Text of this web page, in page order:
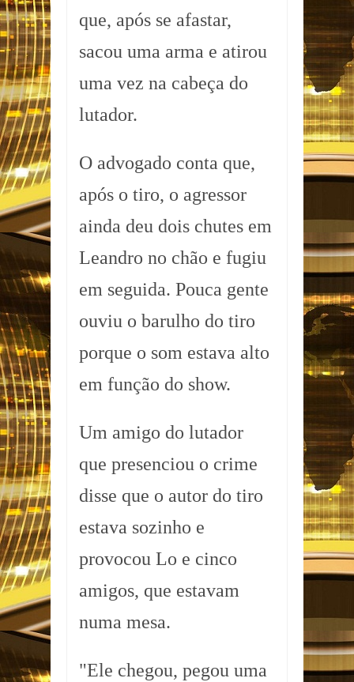
que, após se afastar,
sacou uma arma e atirou
uma vez na cabeça do
lutador.
O advogado conta que,
após o tiro, o agressor
ainda deu dois chutes em
Leandro no chão e fugiu
em seguida. Pouca gente
ouviu o barulho do tiro
porque o som estava alto
em função do show.
Um amigo do lutador
que presenciou o crime
disse que o autor do tiro
estava sozinho e
provocou Lo e cinco
amigos, que estavam
numa mesa.
"Ele chegou, pegou uma